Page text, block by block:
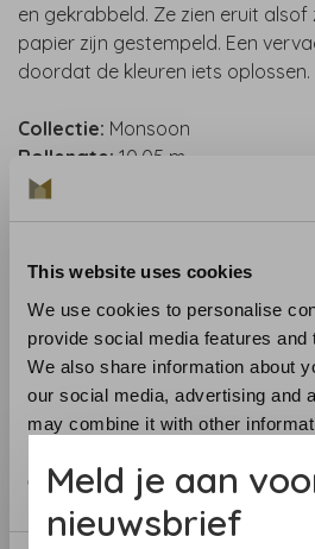
This website uses cookies
We use cookies to personalise
provide social media features and
We also share information about
our social media, advertising and
may combine it with other
of their services.
en gekrabbeld. Ze zien eruit
papier zijn gestempeld. Een
doordat de kleuren iets oplossen.
Collectie: Monsoon
Rollengte: 10.05 m
Rolbreedte (cm
Aanbevolen lijm :Arte Clearpro,
Toepassing:verlijmen van de
aanwijzingen op de verpakking.
graag
Verwijdering:
volledig droog
Lichtechtheid:goed
Benieuwd naar het behang?
of bestel een staal.
Meld je aan
nieuwsbrief